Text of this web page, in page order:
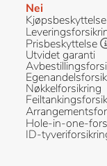
Nei
Kjøpsbeskyttelse
Prisbeskyttelse
Utvidet garanti
Nøkkelforsikring
Hole-in-one-
ID-